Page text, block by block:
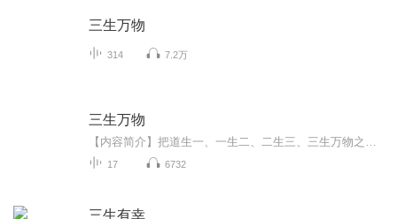
三生万物
314 7.2万
三生万物
17 6732
三生有幸